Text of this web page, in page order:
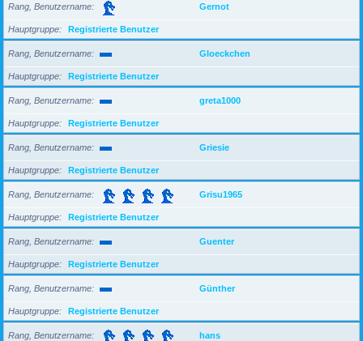
Rang, Benutzername Gernot
Hauptgruppe Registrierte Benutzer
Rang, Benutzername Gloeckchen
Hauptgruppe Registrierte Benutzer
Rang, Benutzername greta1000
Hauptgruppe Registrierte Benutzer
Rang, Benutzername Griesie
Hauptgruppe Registrierte Benutzer
Rang, Benutzername Grisu1965
Hauptgruppe Registrierte Benutzer
Rang, Benutzername Guenter
Hauptgruppe Registrierte Benutzer
Rang, Benutzername Günther
Hauptgruppe Registrierte Benutzer
Rang, Benutzername hans